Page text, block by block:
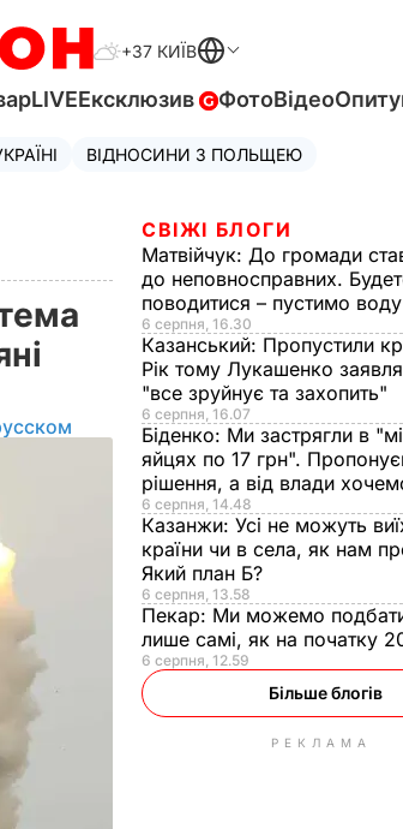
+37 КИЇВ
LIVEЕксклюзив ФотоВідео
ВІДНОСИНИ З ПОЛЬЩЕЮ
СВІЖІ БЛОГИ
Матвійчук: До громади
до неповносправних.
поводитися – пустимо
6 серпня, 16.30
Казанський: Пропустили
Рік тому Лукашенко
"все зруйнує та захопить"
6 серпня, 16.07
Біденко: Ми застрягли в
яйцях по 17 грн".
рішення, а від влади
6 серпня, 14.48
Казанжи: Усі не можуть
країни чи в села, як нам
Який план Б?
6 серпня, 13.58
Пекар: Ми можемо
лише самі, як на початку
6 серпня, 12.59
Більше блогів
РЕКЛАМА